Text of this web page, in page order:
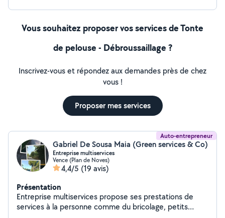
Vous souhaitez proposer vos services de Tonte
de pelouse - Débroussaillage ?
Inscrivez-vous et répondez aux demandes près de chez
vous !
Proposer mes services
Auto-entrepreneur
Gabriel De Sousa Maia (Green services & Co)
Entreprise multiservices
Vence (Plan de Noves)
4,4/5 (19 avis)
Présentation
Entreprise multiservices propose ses prestations de
services à la personne comme du bricolage, petits